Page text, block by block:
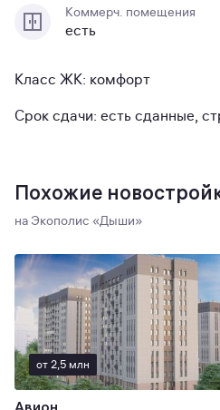
Коммерч. помещения
есть
Класс ЖК: комфорт
Срок сдачи: есть сданные,
Похожие
на Экополис «‎Дыши»
от 2,5 млн
Авион